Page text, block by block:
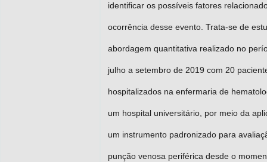
identificar os possíveis fatores
ocorrência desse evento. Trata-se de
abordagem quantitativa realizado no
julho a setembro de 2019 com 20
hospitalizados na enfermaria de
um hospital universitário, por meio da
um instrumento padronizado para
punção venosa periférica desde o